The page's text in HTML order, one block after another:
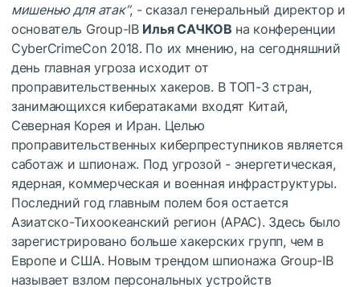
мишенью для атак”, - сказал генеральный директор и
основатель Group-IB Илья САЧКОВ на конференции
CyberCrimeCon 2018. По их мнению, на сегодняшний
день главная угроза исходит от
проправительственных хакеров. В ТОП-3 стран,
занимающихся кибератаками входят Китай,
Северная Корея и Иран. Целью
проправительственных киберпреступников является
саботаж и шпионаж. Под угрозой - энергетическая,
ядерная, коммерческая и военная инфраструктуры.
Последний год главным полем боя остается
Азиатско-Тихоокеанский регион (АРАС). Здесь было
зарегистрировано больше хакерских групп, чем в
Европе и США. Новым трендом шпионажа Group-IB
называет взлом персональных устройств